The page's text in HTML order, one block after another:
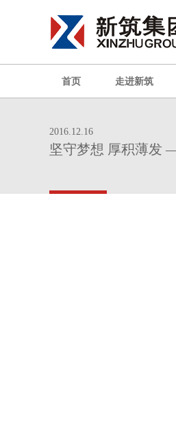
首页 走进新筑
2016.12.16
坚守梦想 厚积薄发